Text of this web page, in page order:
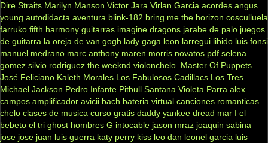
Dire Straits Marilyn Manson Victor Jara Virlan Garcia acordes angus
young autodidacta aventura blink-182 bring me the horizon cosculluela
farruko fifth harmony guitarras imagine dragons jarabe de palo juegos
de guitarra la oreja de van gogh lady gaga leon larregui libido luis fonsi
manuel medrano marc anthony maren morris novatos pdf selena
gomez silvio rodriguez the weeknd violonchelo .Master Of Puppets
José Feliciano Kaleth Morales Los Fabulosos Cadillacs Los Tres
Michael Jackson Pedro Infante Pitbull Santana Violeta Parra alex
campos amplificador avicii bach bateria virtual canciones romanticas
chelo clases de musica curso gratis daddy yankee dread mar I el
bebeto el tri ghost hombres G intocable jason mraz joaquin sabina
jose jose juan luis guerra katy perry kiss leo dan leonel garcia luis